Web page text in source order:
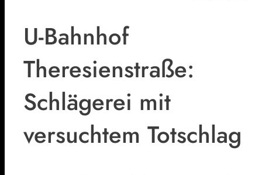
U-Bahnhof
Theresienstraße:
Schlägerei mit
versuchtem Totschlag